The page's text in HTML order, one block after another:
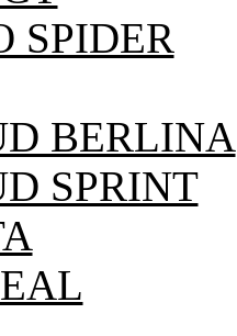
SPIDER
BERLINA
SPRINT